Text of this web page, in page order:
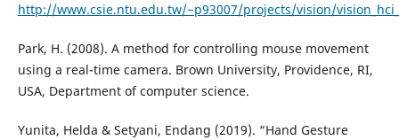
http://www.csie.ntu.edu.tw/~p93007/projects/vision/
Park, H. (2008). A method for controlling mouse movement
using a real-time camera. Brown University, Providence, RI,
USA, Department of computer science.
Yunita, Helda & Setyani, Endang (2019). “Hand Gesture